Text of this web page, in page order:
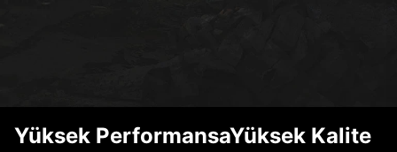
Yüksek PerformansaYüksek Kalite